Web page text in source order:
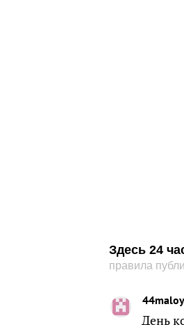
Здесь 24
правила
День